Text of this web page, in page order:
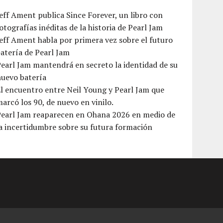
Ament publica Since Forever, un libro con
inéditas de la historia de Pearl Jam
Ament habla por primera vez sobre el futuro
de Pearl Jam
Jam mantendrá en secreto la identidad de su
batería
encuentro entre Neil Young y Pearl Jam que
los 90, de nuevo en vinilo.
Jam reaparecen en Ohana 2026 en medio de
incertidumbre sobre su futura formación